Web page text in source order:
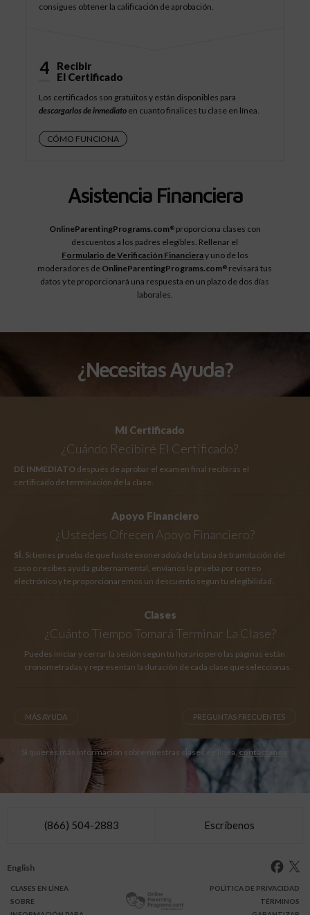
consigues obtener la calificación de aprobación.
4
Recibir
El Certificado
Los certificados son gratuitos y están disponibles para
descargarlos de inmediato en cuanto finalices tu clase en línea.
CÓMO FUNCIONA
Asistencia Financiera
OnlineParentingPrograms.com®proporciona clases con
descuentos a los padres elegibles. Rellenar el
Formulario de Verificación Financieray uno de los
moderadores de OnlineParentingPrograms.com® revisará tus
datos y te proporcionará una respuesta en un plazo de dos días
laborales.
¿Necesitas Ayuda?
Mi Certificado
¿Cuándo Recibiré El Certificado?
DE INMEDIATO después de aprobar el examen final recibirás el
certificado de terminación de la clase.
Apoyo Financiero
¿Ustedes Ofrecen Apoyo Financiero?
SÍ. Si tienes prueba de que fuiste exonerado/a de la tasa de tramitación del
caso o recibes ayuda gubernamental, envíanos la prueba por correo
electrónico y te proporcionaremos un descuento según tu elegibilidad.
Clases
¿Cuánto Tiempo Tomará Terminar La Clase?
Puedes iniciar y cerrar la sesión según tu horario pero las páginas están
cronometradas y representan la duración de cada clase que seleccionas.
MÁS AYUDA PREGUNTAS FRECUENTES
Si quieres más información sobre nuestras clases en línea, contáctanos
(866) 504-2883 Escríbenos
English
CLASES EN LÍNEA
SOBRE
POLÍTICA DE PRIVACIDAD
TÉRMINOS